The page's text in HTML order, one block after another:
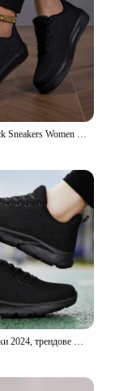
Moipheng Black Sneakers Women Casual Mesh Lace-up Sport Flat Shoes Girls Breathable White Chunky Sneakers Tenis Feminino
Жіночі кросівки 2024, трендове зручне жіноче взуття, літнє взуття, дихаюче повсякденне спортивне взуття для бігу, ходьби, люксовий бренд